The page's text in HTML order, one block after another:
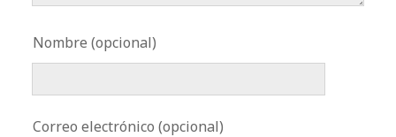
Nombre (opcional)
Correo electrónico (opcional)